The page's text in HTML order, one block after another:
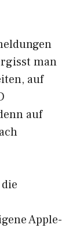
man
auf
auf
Apple-